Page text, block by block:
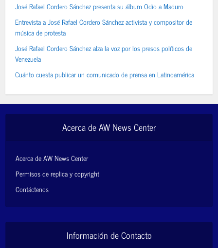
José Rafael Cordero Sánchez presenta su álbum Odio a Maduro
Entrevista a José Rafael Cordero Sánchez activista y compositor de
música de protesta
José Rafael Cordero Sánchez alza la voz por los presos políticos de
Venezuela
Cuánto cuesta publicar un comunicado de prensa en Latinoamérica
Acerca de AW News Center
Acerca de AW News Center
Permisos de replica y copyright
Contáctenos
Información de Contacto